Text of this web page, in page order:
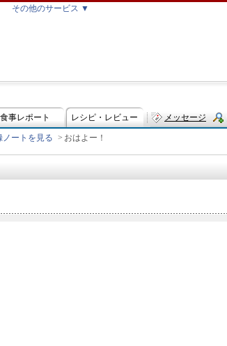
その他のサービス ▼
食事レポート レシピ・レビュー メッセージ
ノートを見る > おはよー！